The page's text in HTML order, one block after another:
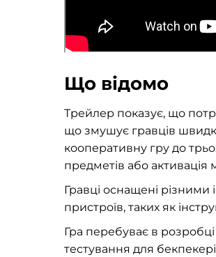
Що відомо
Трейлер показує, що
що змушує гравців
кооперативну гру до
предметів або
Гравці оснащені різними
пристроїв, таких як
Гра перебуває в
тестування для